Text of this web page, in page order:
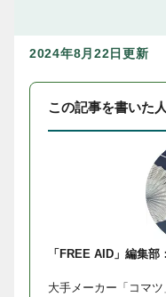
2024年8月22日更新
この記事を書いた人
「FREE AID」編集部
大手メーカー「コマ